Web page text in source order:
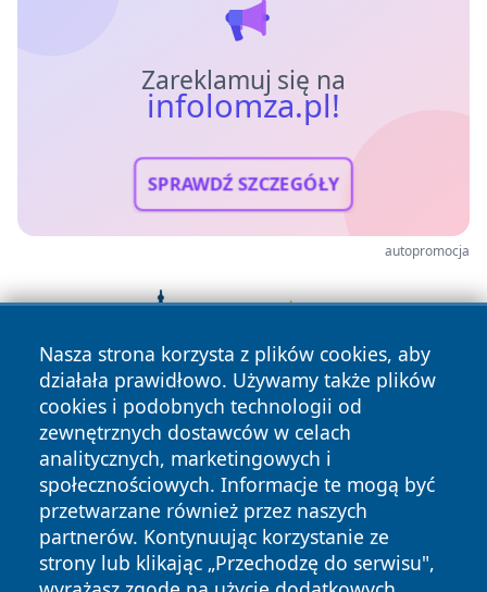
Zareklamuj się na
infolomza.pl!
SPRAWDŹ SZCZEGÓŁY
autopromocja
Nasza strona korzysta z plików cookies, aby
działała prawidłowo. Używamy także plików
cookies i podobnych technologii od
zewnętrznych dostawców w celach
analitycznych, marketingowych i
społecznościowych. Informacje te mogą być
przetwarzane również przez naszych
partnerów. Kontynuując korzystanie ze
strony lub klikając „Przechodzę do serwisu",